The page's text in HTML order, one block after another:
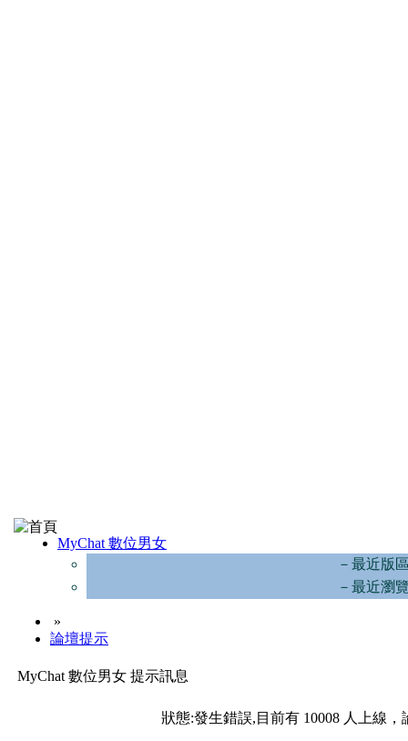
MyChat 數位男女
－最近版
－最近瀏
»
論壇提示
MyChat 數位男女 提示訊息
狀態:發生錯誤,目前有 10008 人上線